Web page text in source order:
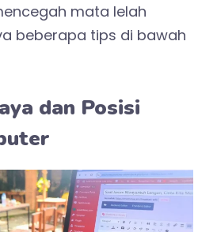
mata lelah
beberapa tips di bawah
dan Posisi